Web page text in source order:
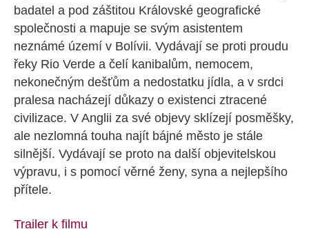
badatel a pod záštitou Královské geografické
společnosti a mapuje se svým asistentem
neznámé území v Bolívii. Vydávají se proti proudu
řeky Rio Verde a čelí kanibalům, nemocem,
nekonečným dešťům a nedostatku jídla, a v srdci
pralesa nacházejí důkazy o existenci ztracené
civilizace. V Anglii za své objevy sklízejí posměšky,
ale nezlomná touha najít bájné město je stále
silnější. Vydávají se proto na další objevitelskou
výpravu, i s pomocí věrné ženy, syna a nejlepšího
přítele.
Trailer k filmu